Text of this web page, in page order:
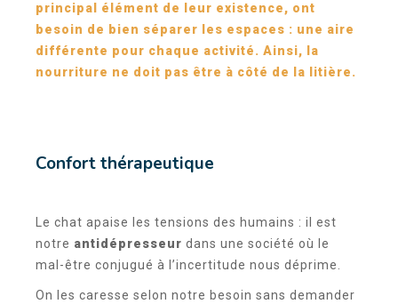
principal élément de leur existence, ont
besoin de bien séparer les espaces : une aire
différente pour chaque activité. Ainsi, la
nourriture ne doit pas être à côté de la litière.
Confort thérapeutique
Le chat apaise les tensions des humains : il est
notre antidépresseur dans une société où le
mal-être conjugué à l’incertitude nous déprime.
On les caresse selon notre besoin sans demander